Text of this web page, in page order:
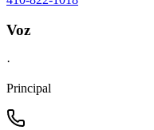
Voz
·
Principal